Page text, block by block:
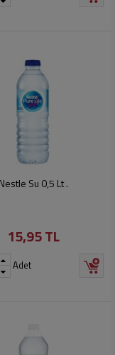
Nestle Su 0,5 Lt .
15,95 TL
Adet